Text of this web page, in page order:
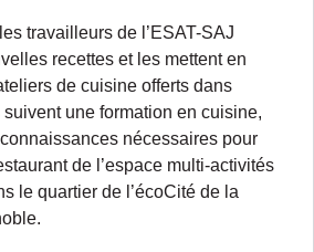
travailleurs de l’ESAT-SAJ
recettes et les mettent en
de cuisine offerts dans
suivent une formation en cuisine,
nécessaires pour
de l’espace multi-activités
le quartier de l’écoCité de la